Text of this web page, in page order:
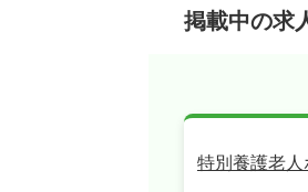
掲載中の求
特別養護老